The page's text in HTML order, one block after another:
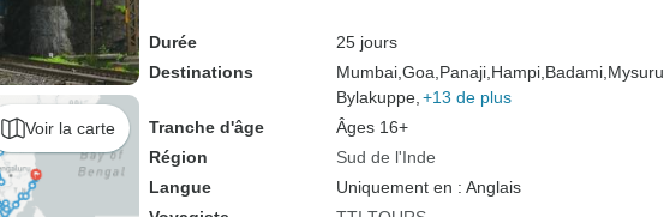
Voir la carte
Durée
25 jours
Destinations
Mumbai, Goa, Panaji, Hampi, Badami, Mysuru,
Bylakuppe, +13 de plus
Tranche d'âge
Âges 16+
Région
Sud de l'Inde
Langue
Uniquement en : Anglais